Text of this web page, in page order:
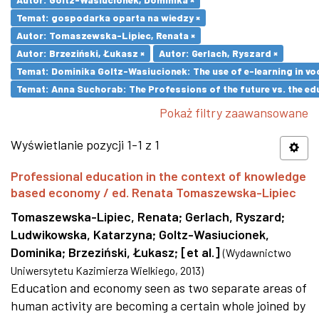
Temat: gospodarka oparta na wiedzy ×
Autor: Tomaszewska-Lipiec, Renata ×
Autor: Brzeziński, Łukasz ×
Autor: Gerlach, Ryszard ×
Temat: Dominika Goltz-Wasiucionek: The use of e-learning in
Temat: Anna Suchorab: The Professions of the future vs. the
Pokaż filtry zaawansowane
Wyświetlanie pozycji 1-1 z 1
Professional education in the context of knowledge
based economy / ed. Renata Tomaszewska-Lipiec
Tomaszewska-Lipiec, Renata; Gerlach, Ryszard;
Ludwikowska, Katarzyna; Goltz-Wasiucionek,
Dominika; Brzeziński, Łukasz; [et al.] (Wydawnictwo
Uniwersytetu Kazimierza Wielkiego, 2013)
Education and economy seen as two separate areas of
human activity are becoming a certain whole joined by